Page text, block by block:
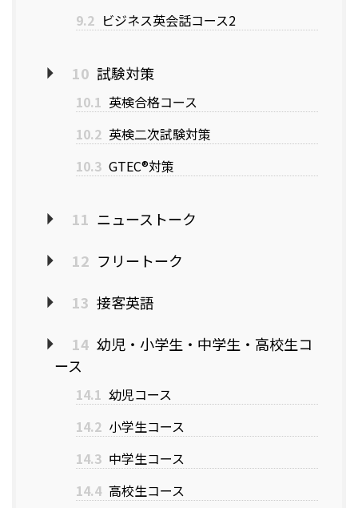
9.2 ビジネス英会話コース2
10 試験対策
10.1 英検合格コース
10.2 英検二次試験対策
10.3 GTEC®対策
11 ニューストーク
12 フリートーク
13 接客英語
14 幼児・小学生・中学生・高校生コ
ース
14.1 幼児コース
14.2 小学生コース
14.3 中学生コース
14.4 高校生コース